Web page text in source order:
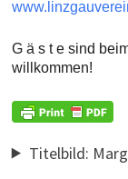
G ä s t e sind
willkommen!
Titelbild: